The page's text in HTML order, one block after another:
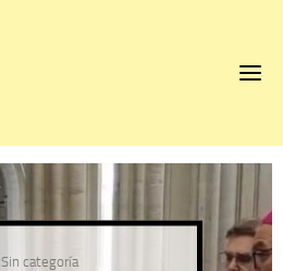
Sin categoría